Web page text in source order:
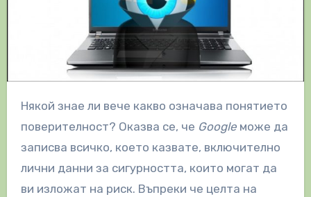
Някой знае ли вече какво означава понятието
поверителност? Оказва се, че Googleможе да
записва всичко, което казвате, включително
лични данни за сигурността, които могат да
ви изложат на риск. Въпреки че целта на